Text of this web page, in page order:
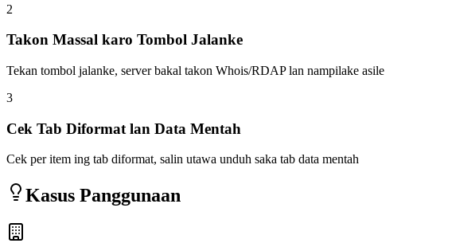
2
Takon Massal karo Tombol Jalanke
Tekan tombol jalanke, server bakal takon Whois/RDAP lan nampilake asile
3
Cek Tab Diformat lan Data Mentah
Cek per item ing tab diformat, salin utawa unduh saka tab data mentah
Kasus Panggunaan